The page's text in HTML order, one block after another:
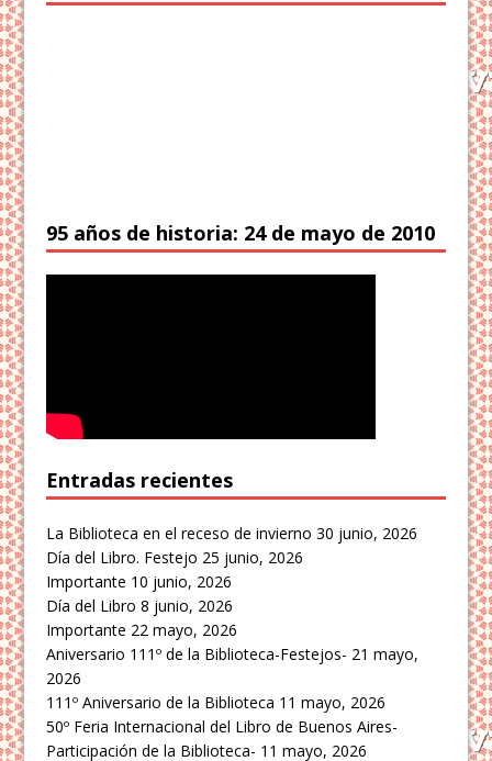
95 años de historia: 24 de mayo de 2010
Entradas recientes
La Biblioteca en el receso de invierno 30 junio, 2026
Día del Libro. Festejo 25 junio, 2026
Importante 10 junio, 2026
Día del Libro 8 junio, 2026
Importante 22 mayo, 2026
Aniversario 111º de la Biblioteca-Festejos- 21 mayo,
2026
111º Aniversario de la Biblioteca 11 mayo, 2026
50º Feria Internacional del Libro de Buenos Aires-
Participación de la Biblioteca- 11 mayo, 2026